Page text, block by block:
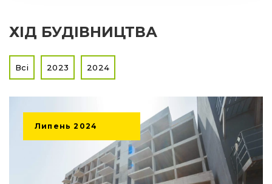
ХІД БУДІВНИЦТВА
Всі 2023 2024
Липень 2024